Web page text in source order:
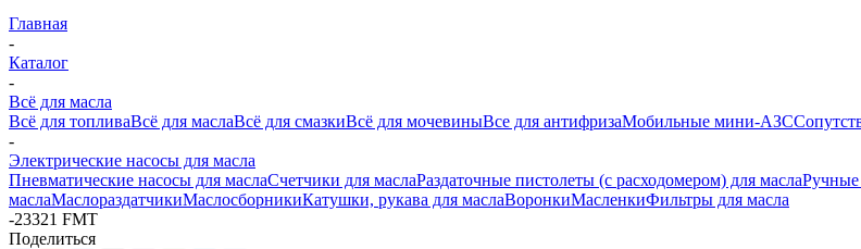
Главная
-
Каталог
-
Всё для масла
Всё для топливаВсё для маслаВсё для смазкиВсё для мочевиныВсе для антифризаМобильные мини-АЗС
-
Электрические насосы для масла
Пневматические насосы для маслаСчетчики для маслаРаздаточные пистолеты (с расходомером) для маслаРучные
маслаМаслораздатчикиМаслосборникиКатушки, рукава для маслаВоронкиМасленкиФильтры для масла
-23321 FMT
Поделиться